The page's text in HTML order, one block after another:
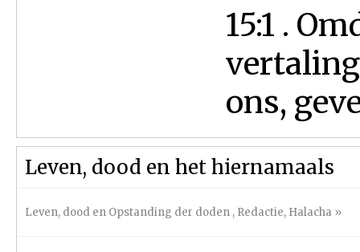
15:1 .
vertaling
ons,
Leven, dood en het hiernamaals
Leven, dood en Opstanding der doden , Redactie, Halacha »